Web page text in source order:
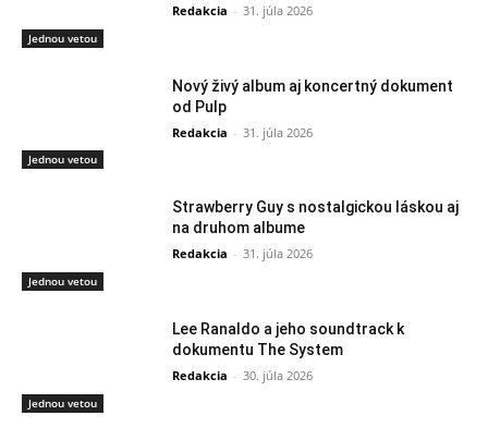
Jednou vetou
Redakcia - 31. júla 2026
Jednou vetou
Nový živý album aj koncertný dokument
od Pulp
Redakcia - 31. júla 2026
Jednou vetou
Strawberry Guy s nostalgickou láskou aj
na druhom albume
Redakcia - 31. júla 2026
Jednou vetou
Lee Ranaldo a jeho soundtrack k
dokumentu The System
Redakcia - 30. júla 2026